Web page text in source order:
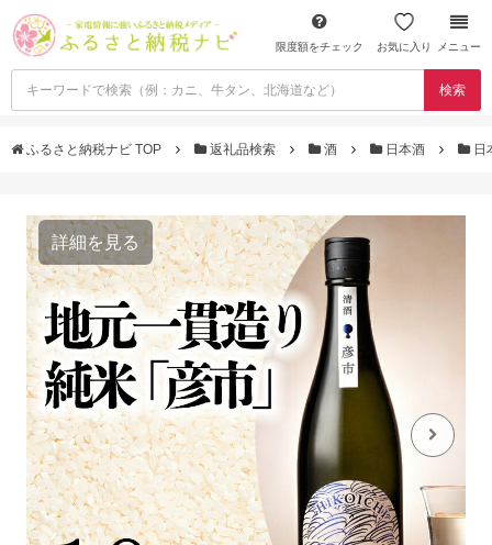
限度額をチェック お気に入り メニュー
検索
ふるさと納税ナビ TOP 返礼品検索 酒 日本酒 日
詳細を見る